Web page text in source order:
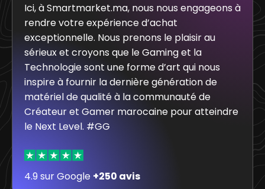
Ici, à Smartmarket.ma, nous nous engageons à
rendre votre expérience d’achat
exceptionnelle. Nous prenons le plaisir au
sérieux et croyons que le Gaming et la
Technologie sont une forme d’art qui nous
inspire à fournir la dernière génération de
matériel de qualité à la communauté de
Créateur et Gamer marocaine pour atteindre
le Next Level. #GG
4.9 sur Google +250 avis